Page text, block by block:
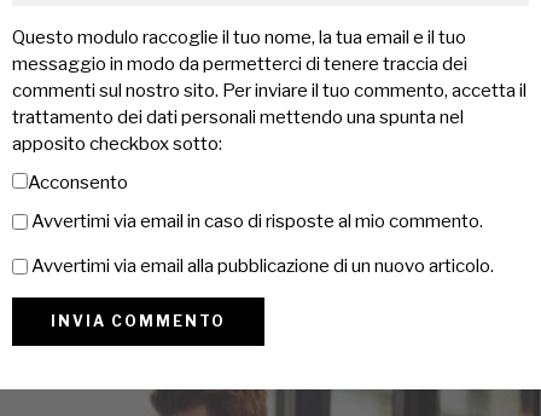
Questo modulo raccoglie il tuo nome, la tua email e il tuo
messaggio in modo da permetterci di tenere traccia dei
commenti sul nostro sito. Per inviare il tuo commento, accetta il
trattamento dei dati personali mettendo una spunta nel
apposito checkbox sotto:
Acconsento
Avvertimi via email in caso di risposte al mio commento.
Avvertimi via email alla pubblicazione di un nuovo articolo.